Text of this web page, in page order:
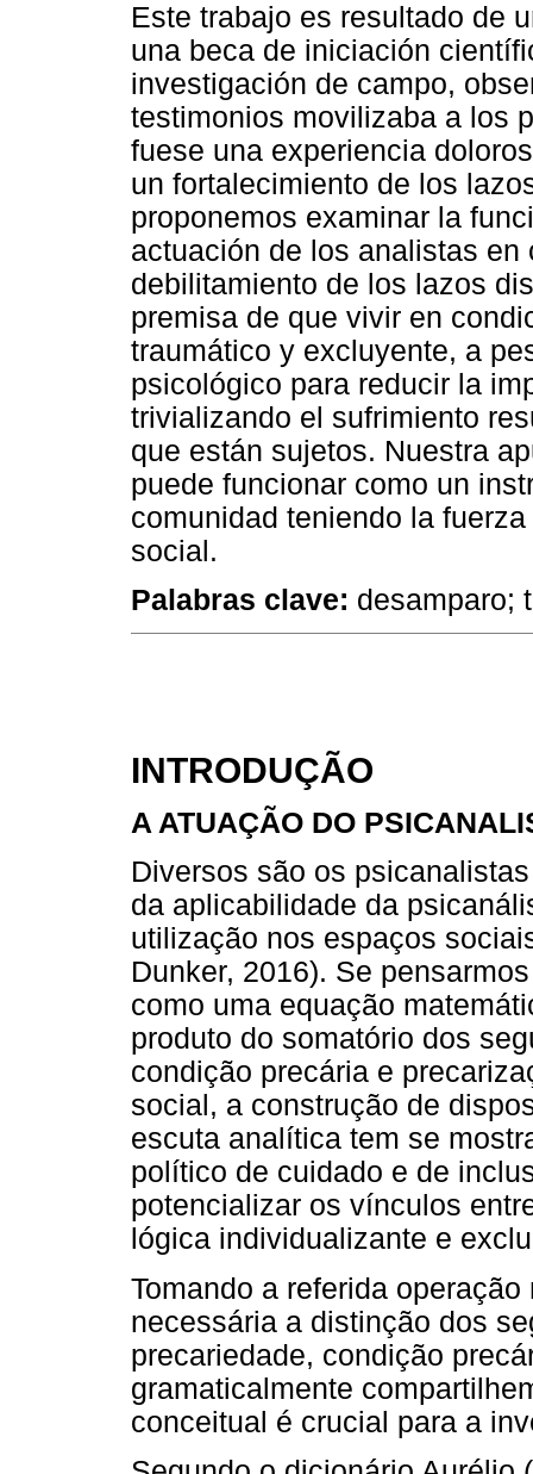
Este trabajo es resultado de
una beca de iniciación
investigación de campo,
testimonios movilizaba a los
fuese una experiencia
un fortalecimiento de los
proponemos examinar la
actuación de los analistas
debilitamiento de los lazos
premisa de que vivir en
traumático y excluyente, a
psicológico para reducir la
trivializando el sufrimiento
que están sujetos. Nuestra
puede funcionar como un
comunidad teniendo la
social.
Palabras clave: desamparo;
INTRODUÇÃO
A ATUAÇÃO DO
Diversos são os
da aplicabilidade da
utilização nos espaços
Dunker, 2016). Se
como uma equação
produto do somatório dos
condição precária e
social, a construção de
escuta analítica tem se
político de cuidado e de
potencializar os vínculos
lógica individualizante e
Tomando a referida
necessária a distinção dos
precariedade, condição
gramaticalmente
conceitual é crucial para a